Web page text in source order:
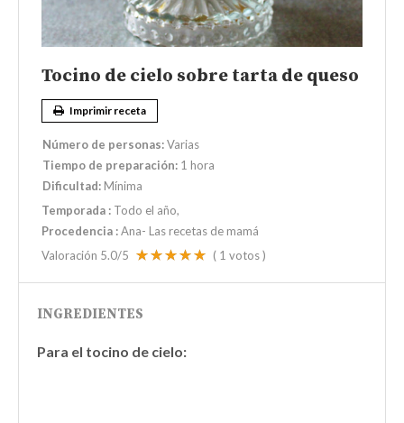
Tocino de cielo sobre tarta de queso
Imprimir receta
Número de personas:Varias
Tiempo de preparación: 1 hora
Dificultad: Mínima
Temporada : Todo el año
Procedencia :Ana- Las recetas de mamá
Valoración 5.0/5 ( 1 votos )
INGREDIENTES
Para el tocino de cielo: